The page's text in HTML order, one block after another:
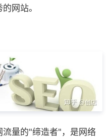
网站。
量的"缔造者"，是网络